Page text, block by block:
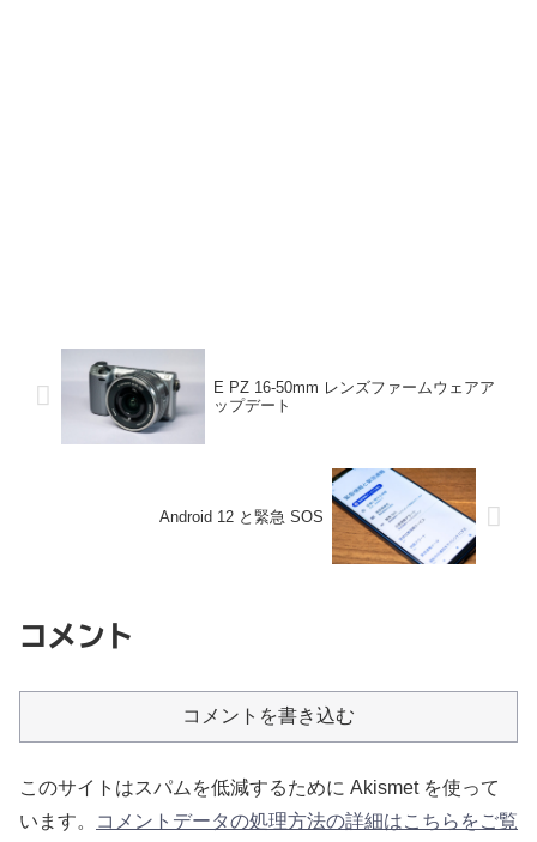
E PZ 16-50mm レンズファームウェアア
ップデート
Android 12 と緊急 SOS
コメント
コメントを書き込む
このサイトはスパムを低減するために Akismet を使って
います。
コメントデータの処理方法の詳細はこちらをご覧